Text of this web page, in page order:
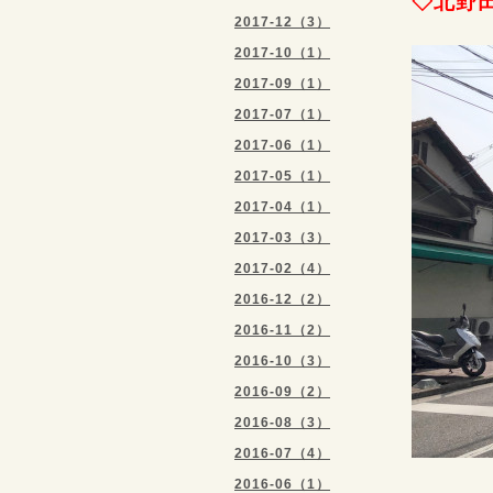
2017-12（3）
2017-10（1）
2017-09（1）
2017-07（1）
2017-06（1）
2017-05（1）
2017-04（1）
2017-03（3）
2017-02（4）
2016-12（2）
2016-11（2）
2016-10（3）
2016-09（2）
2016-08（3）
2016-07（4）
2016-06（1）